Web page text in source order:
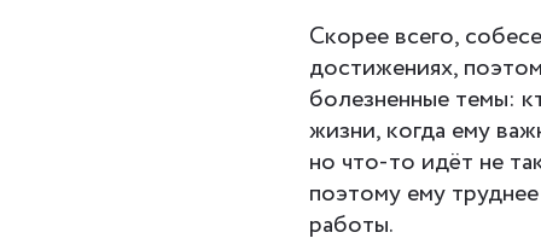
Скорее всего,
достижениях,
болезненные темы:
жизни, когда ему
но что-то идёт не
поэтому ему
работы.